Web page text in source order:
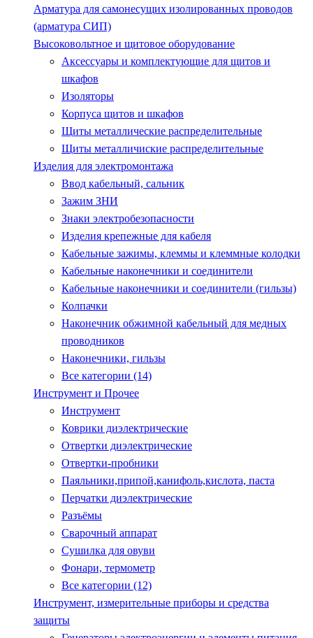
Арматура для самонесущих изолированных проводов
(арматура СИП)
Высоковольтное и щитовое оборудование
Аксессуары и комплектующие для щитов и
шкафов
Изоляторы
Корпуса щитов и шкафов
Щиты металлические распределительные
Щиты металличиские распределительные
Изделия для электромонтажа
Ввод кабельный, сальник
Зажим ЗНИ
Знаки электробезопасности
Изделия крепежные для кабеля
Кабельные зажимы, клеммы и клеммные колодки
Кабельные наконечники и соединители
Кабельные наконечники и соединители (гильзы)
Колпачки
Наконечник обжимной кабельный для медных
проводников
Наконечники, гильзы
Все категории (14)
Инструмент и Прочее
Инструмент
Коврики диэлектрические
Отвертки диэлектрические
Отвертки-пробники
Паяльники,припой,канифоль,кислота, паста
Перчатки диэлектрические
Разъёмы
Сварочный аппарат
Сушилка для овуви
Фонари, термометр
Все категории (12)
Инструмент, измерительные приборы и средства
защиты